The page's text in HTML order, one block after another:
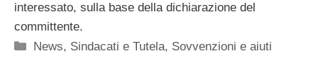
interessato, sulla base della dichiarazione del
committente.
Categorie
News, Sindacati e Tutela, Sovvenzioni e aiuti